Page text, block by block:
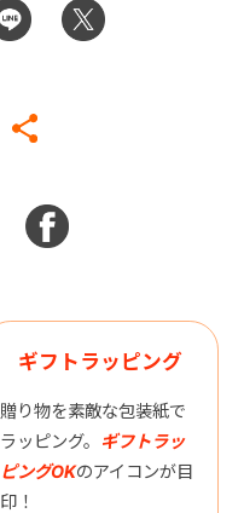
ギフトラッピング
贈り物を素敵な包装紙で
ラッピング。 ギフトラッ
ピングOKのアイコンが目
印！